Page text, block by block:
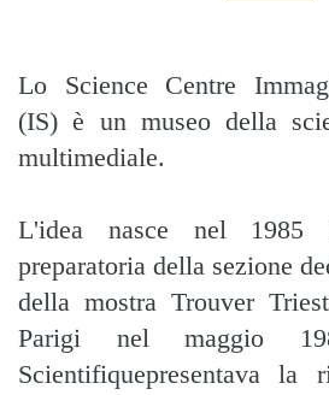
Lo Science Centre
(IS) è un museo della
multimediale.
L'idea nasce nel 1985
preparatoria della sezione
della mostra Trouver
Parigi nel maggio
Scientifiquepresentava la